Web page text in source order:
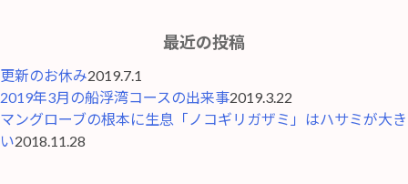
最近の投稿
更新のお休み2019.7.1
2019年3月の船浮湾コースの出来事2019.3.22
マングローブの根本に生息「ノコギリガザミ」はハサミが大き
い2018.11.28